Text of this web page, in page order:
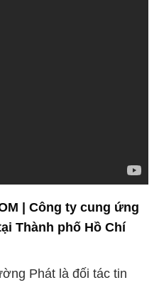
Phát là đối tác tin
phối hóa chất.
cùng khách hàng để
và thành công.
chúng tôi không chỉ là